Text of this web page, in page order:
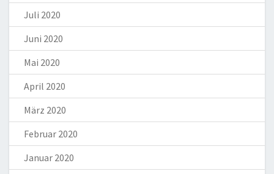
Juli 2020
Juni 2020
Mai 2020
April 2020
März 2020
Februar 2020
Januar 2020